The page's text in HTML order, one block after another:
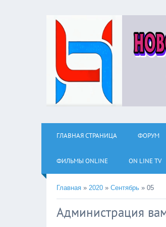
ГЛАВНАЯ СТРАНИЦА ФОРУМ
ФИЛЬМЫ ОNLINE ON LINE TV
Главная » 2020 » Сентябрь » 05
Администрация